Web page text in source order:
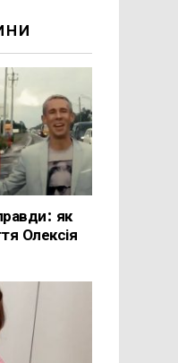
як
Олексія